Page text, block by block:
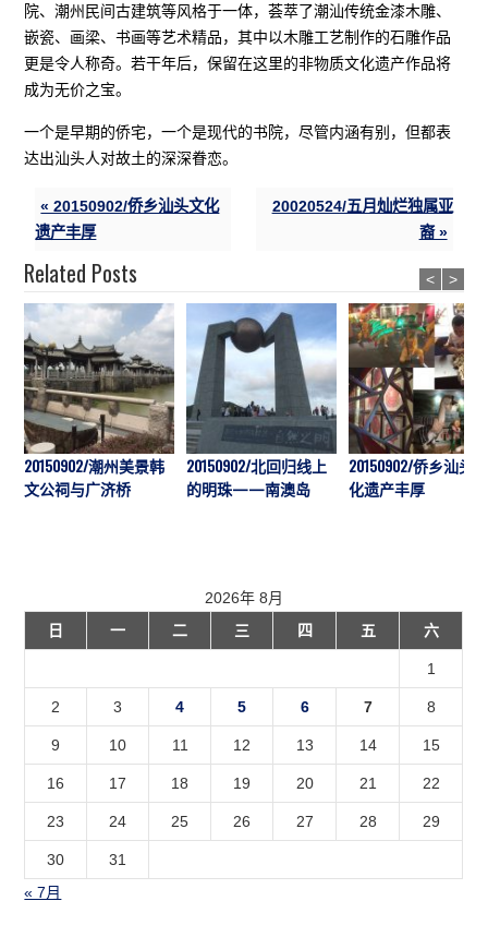
院、潮州民间古建筑等风格于一体，荟萃了潮汕传统金漆木雕、
嵌瓷、画梁、书画等艺术精品，其中以木雕工艺制作的石雕作品
更是令人称奇。若干年后，保留在这里的非物质文化遗产作品将
成为无价之宝。
一个是早期的侨宅，一个是现代的书院，尽管内涵有别，但都表
达出汕头人对故土的深深眷恋。
« 20150902/侨乡汕头文化
遗产丰厚
20020524/五月灿烂独属亚
裔 »
Related Posts
20150902/潮州美景韩
文公祠与广济桥
20150902/北回归线上
的明珠——南澳岛
20150902/侨乡汕头
化遗产丰厚
< >
2026年 8月
日
一 二 三 四 五 六
1
2 3 4 5 6 7 8
9 10 11 12 13 14 15
16 17 18 19 20 21 22
23 24 25 26 27 28 29
30
31
« 7月